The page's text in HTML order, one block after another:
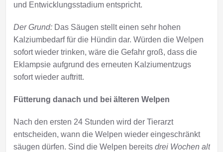
und Entwicklungsstadium entspricht.
Der Grund:Das Säugen stellt einen sehr hohen
Kalziumbedarf für die Hündin dar. Würden die Welpen
sofort wieder trinken, wäre die Gefahr groß, dass die
Eklampsie aufgrund des erneuten Kalziumentzugs
sofort wieder auftritt.
Fütterung danach und bei älteren Welpen
Nach den ersten 24 Stunden wird der Tierarzt
entscheiden, wann die Welpen wieder eingeschränkt
säugen dürfen. Sind die Welpen bereits drei Wochen alt